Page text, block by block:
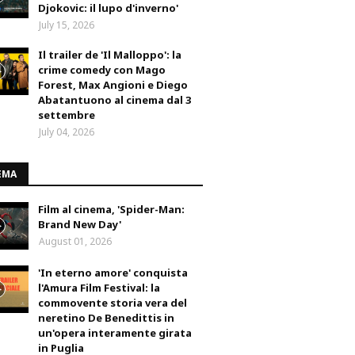
Djokovic: il lupo d'inverno'
July 15, 2026
Il trailer de 'Il Malloppo': la
crime comedy con Mago
Forest, Max Angioni e Diego
Abatantuono al cinema dal 3
settembre
July 04, 2026
Film al cinema, 'Spider-Man:
Brand New Day'
August 01, 2026
'In eterno amore' conquista
l'Amura Film Festival: la
commovente storia vera del
neretino De Benedittis in
un'opera interamente girata
in Puglia